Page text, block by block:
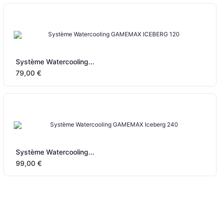
Système Watercooling...
79,00 €
Système Watercooling...
99,00 €